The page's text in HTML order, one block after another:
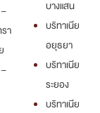
า
บางแสน
บริทาเนีย
อยุธยา
บริทาเนีย
ระยอง
บริทาเนีย